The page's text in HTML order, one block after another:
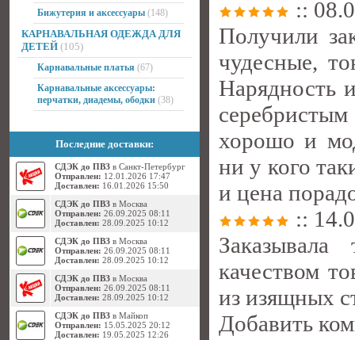
Бижутерия и аксессуары (148)
КАРНАВАЛЬНАЯ ОДЕЖДА ДЛЯ
ДЕТЕЙ (105)
Карнавальные платья (67)
Карнавальные аксессуары:
перчатки, диадемы, ободки (38)
Последние доставки:
СДЭК до ПВЗ в Санкт-Петербург
Отправлен: 12.01.2026 17:47
Доставлен: 16.01.2026 15:50
СДЭК до ПВЗ в Москва
Отправлен: 26.09.2025 08:11
Доставлен: 28.09.2025 10:12
СДЭК до ПВЗ в Москва
Отправлен: 26.09.2025 08:11
Доставлен: 28.09.2025 10:12
СДЭК до ПВЗ в Москва
Отправлен: 26.09.2025 08:11
Доставлен: 28.09.2025 10:12
СДЭК до ПВЗ в Майкоп
Отправлен: 15.05.2025 20:12
Доставлен: 19.05.2025 12:26
::
Получили
чудесные,
Нарядность
хорошо и
ни у кого
и цена
::
качеством
из изящных
Добавить